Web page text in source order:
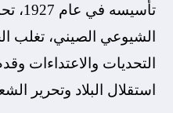
الشيوعي الصيني، تغلب
التحديات والاعتداءات
استقلال البلاد وتحرير